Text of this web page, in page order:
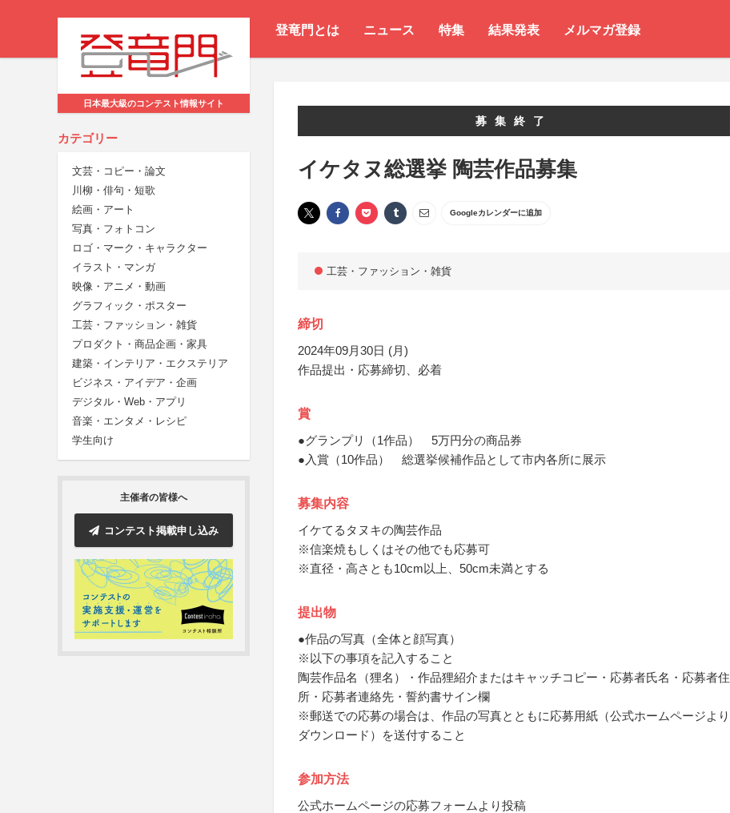
登竜門とは ニュース 特集 結果発表 メルマガ登録
日本最大級のコンテスト情報サイト
カテゴリー
文芸・コピー・論文
川柳・俳句・短歌
絵画・アート
写真・フォトコン
ロゴ・マーク・キャラクター
イラスト・マンガ
映像・アニメ・動画
グラフィック・ポスター
工芸・ファッション・雑貨
プロダクト・商品企画・家具
建築・インテリア・エクステリア
ビジネス・アイデア・企画
デジタル・Web・アプリ
音楽・エンタメ・レシピ
学生向け
主催者の皆様へ
コンテスト掲載申し込み
募集終了
イケタヌ総選挙 陶芸作品募集
Googleカレンダーに追加
工芸・ファッション・雑貨
締切
2024年09月30日 (月)
作品提出・応募締切、必着
賞
●グランプリ（1作品） 5万円分の商品券
●入賞（10作品） 総選挙候補作品として市内各所に展示
募集内容
イケてるタヌキの陶芸作品
※信楽焼もしくはその他でも応募可
※直径・高さとも10cm以上、50cm未満とする
提出物
●作品の写真（全体と顔写真）
※以下の事項を記入すること
陶芸作品名（狸名）・作品狸紹介またはキャッチコピー・応募者氏名・応募者住
所・応募者連絡先・誓約書サイン欄
※郵送での応募の場合は、作品の写真とともに応募用紙（公式ホームページより
ダウンロード）を送付すること
参加方法
公式ホームページの応募フォームより投稿